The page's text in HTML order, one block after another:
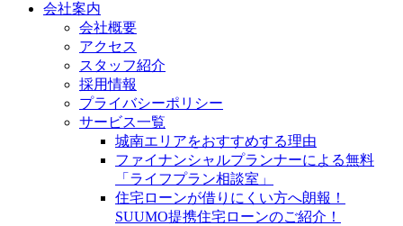
会社案内
会社概要
アクセス
スタッフ紹介
採用情報
プライバシーポリシー
サービス一覧
城南エリアをおすすめする理由
ファイナンシャルプランナーによる無料
「ライフプラン相談室」
住宅ローンが借りにくい方へ朗報！
SUUMO提携住宅ローンのご紹介！